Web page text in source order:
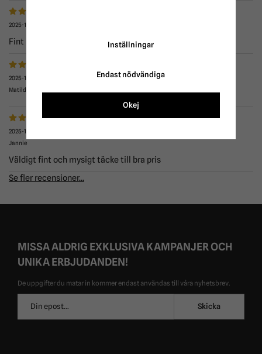
2025-12-11
Fint men lite trångt runt bogarna
2025-12-10
Matilda
2025-11-15
Jannie
Väldigt fint och mysigt täcke till bra pris
Se fler recensioner...
MISSA ALDRIG EXKLUSIVA KAMPANJER OCH
UNIKA ERBJUDANDEN!
De uppgifter du matar in kommer endast användas till våra nyhetsbrev.
postadress
Skicka
Inställningar
Endast nödvändiga
Okej